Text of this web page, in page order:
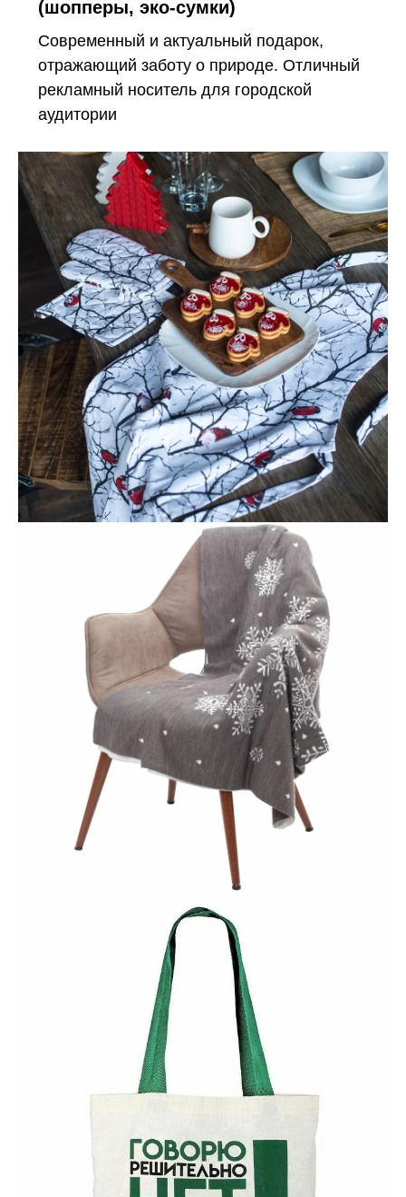
(шопперы, эко-сумки)
Современный и актуальный подарок,
отражающий заботу о природе. Отличный
рекламный носитель для городской
аудитории